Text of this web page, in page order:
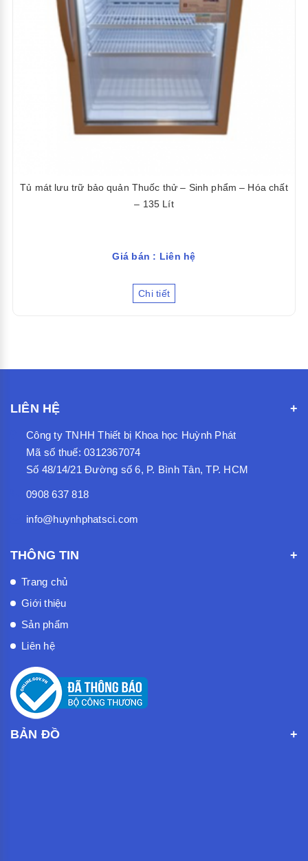
Tủ mát lưu trữ bảo quản Thuốc thử – Sinh phẩm – Hóa chất
– 135 Lít
Giá bán : Liên hệ
Chi tiết
LIÊN HỆ
Công ty TNHH Thiết bị Khoa học Huỳnh Phát
Mã số thuế: 0312367074
Số 48/14/21 Đường số 6, P. Bình Tân, TP. HCM
0908 637 818
info@huynhphatsci.com
THÔNG TIN
Trang chủ
Giới thiệu
Sản phẩm
Liên hệ
BẢN ĐỒ